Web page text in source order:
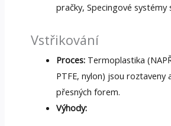
pračky, Specingové systémy
Vstřikování
Proces: Termoplastika
PTFE, nylon) jsou roztaveny
přesných forem.
Výhody: